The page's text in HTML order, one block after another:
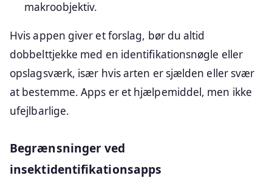
makroobjektiv.
Hvis appen giver et forslag, bør du altid
dobbelttjekke med en identifikationsnøgle eller
opslagsværk, især hvis arten er sjælden eller svær
at bestemme. Apps er et hjælpemiddel, men ikke
ufejlbarlige.
Begrænsninger ved
insektidentifikationsapps